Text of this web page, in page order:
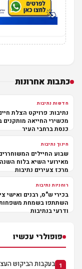
כתבות אחרונות
חדשות נתיבות
נתיבות: פרויקט הצלת
מכשירי החייאה מותקנים
כנסת ברחבי העיר
חינוך נתיבות
שבוע החיילים
מאירועי השיא בלוח
מרכז צעירים נתיבות
רוחניות נתיבות
בכירי ש"ס, רבנים ואישי
השתתפו בשמחת
ודרעי בנתיבות
פופולרי עכשיו
1 בעקבות הביקוש